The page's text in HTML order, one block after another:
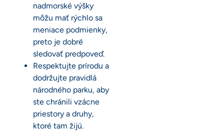
nadmorské výšky
môžu mať rýchlo sa
meniace podmienky,
preto je dobré
sledovať predpoveď.
Respektujte prírodu a
dodržujte pravidlá
národného parku, aby
ste chránili vzácne
priestory a druhy,
ktoré tam žijú.